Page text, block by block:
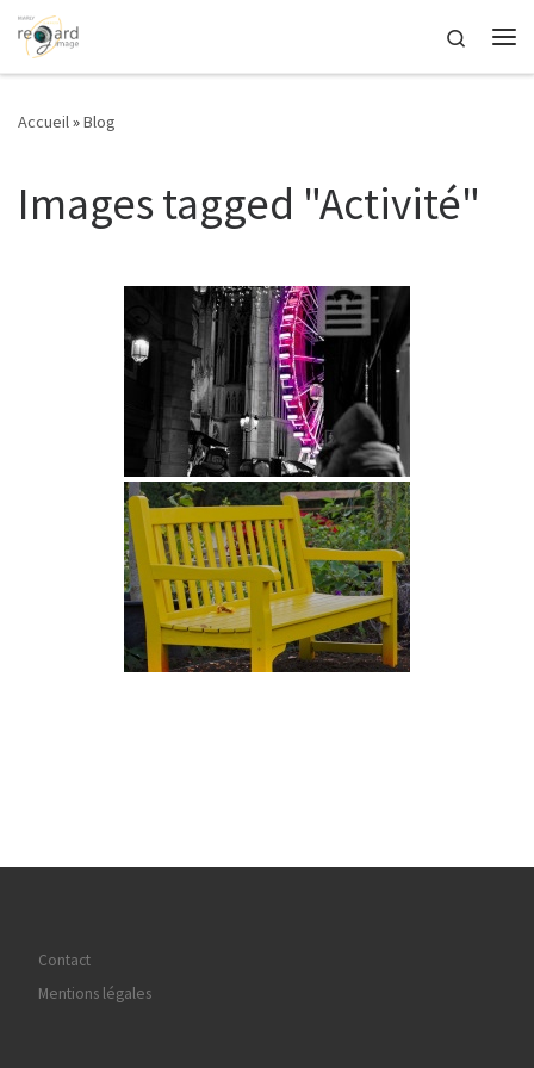
Passer au contenu
Search
Accueil»Blog
Images tagged "Activité"
Contact
Mentions légales